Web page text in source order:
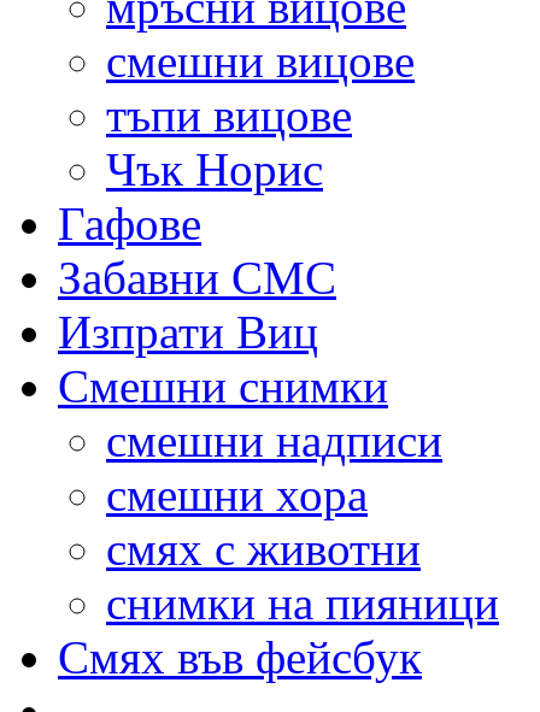
смешни вицове
тъпи вицове
Чък Норис
Гафове
Забавни СМС
Изпрати Виц
Смешни снимки
смешни надписи
смешни хора
смях с животни
снимки на пияници
Смях във фейсбук